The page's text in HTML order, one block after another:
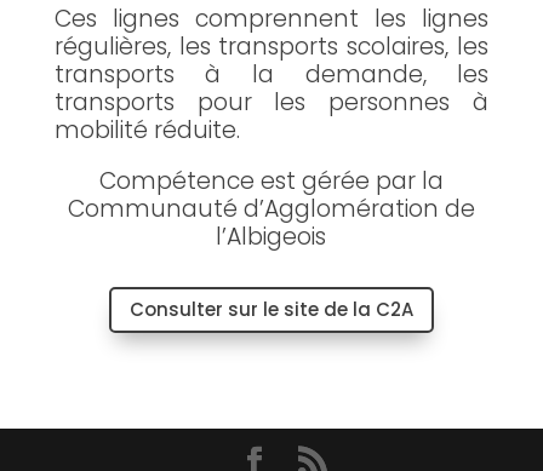
Ces lignes comprennent les lignes
régulières, les transports scolaires, les
transports à la demande, les
transports pour les personnes à
mobilité réduite.
Compétence est gérée par la
Communauté d’Agglomération de
l’Albigeois
Consulter sur le site de la C2A